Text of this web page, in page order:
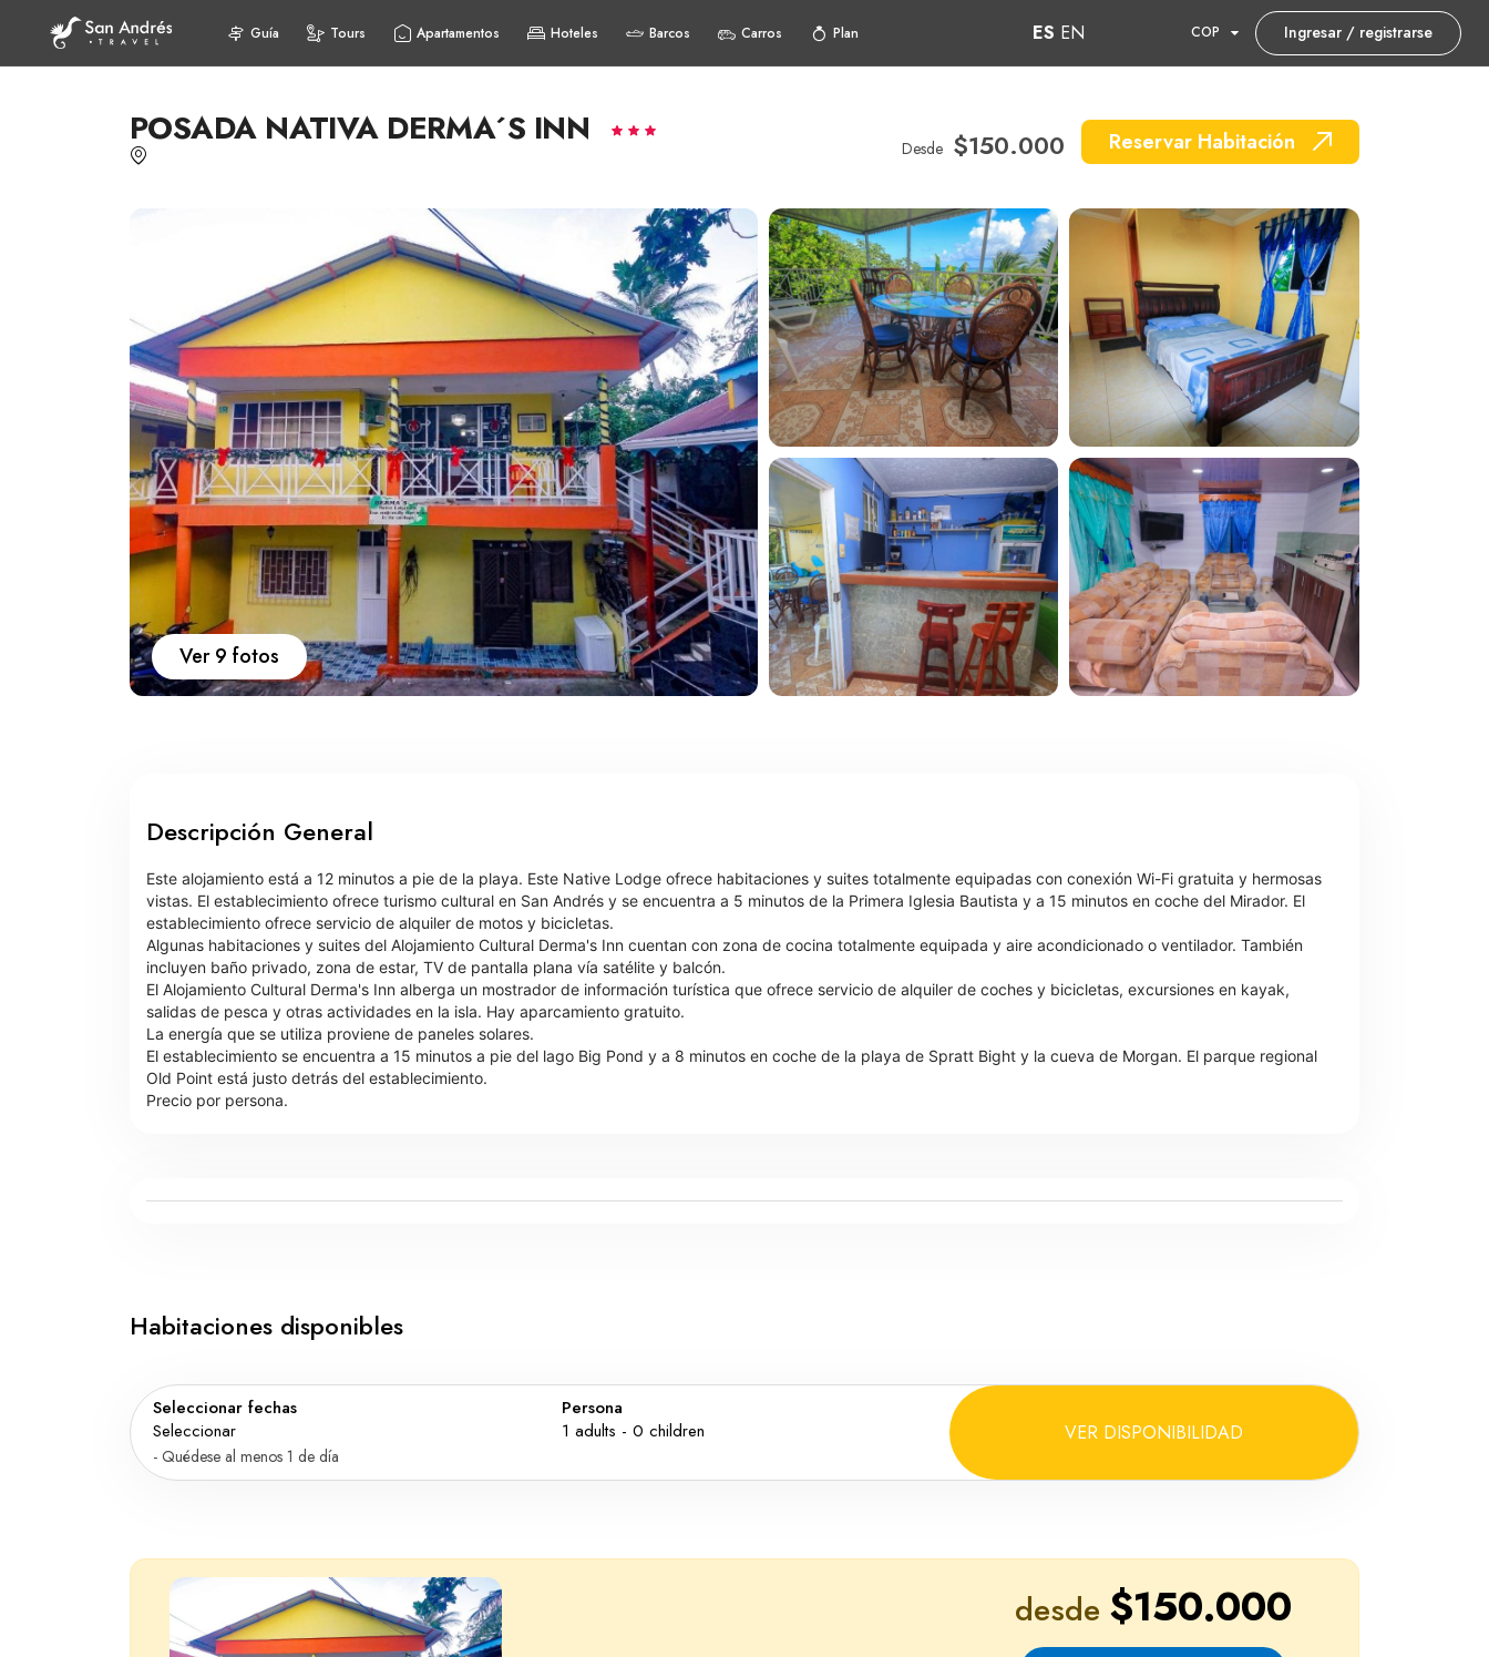
Guía Tours Apartamentos Hoteles Barcos Carros Plan ES EN COP Ingresar / registrarse
POSADA NATIVA DERMA´S INN Desde $150.000 Reservar Habitación
Ver 9 fotos
Descripción General
Este alojamiento está a 12 minutos a pie de la playa. Este Native Lodge ofrece habitaciones y suites totalmente equipadas con conexión Wi-Fi gratuita y hermosas
vistas. El establecimiento ofrece turismo cultural en San Andrés y se encuentra a 5 minutos de la Primera Iglesia Bautista y a 15 minutos en coche del Mirador. El
establecimiento ofrece servicio de alquiler de motos y bicicletas.
Algunas habitaciones y suites del Alojamiento Cultural Derma's Inn cuentan con zona de cocina totalmente equipada y aire acondicionado o ventilador. También
incluyen baño privado, zona de estar, TV de pantalla plana vía satélite y balcón.
El Alojamiento Cultural Derma's Inn alberga un mostrador de información turística que ofrece servicio de alquiler de coches y bicicletas, excursiones en kayak,
salidas de pesca y otras actividades en la isla. Hay aparcamiento gratuito.
La energía que se utiliza proviene de paneles solares.
El establecimiento se encuentra a 15 minutos a pie del lago Big Pond y a 8 minutos en coche de la playa de Spratt Bight y la cueva de Morgan. El parque regional
Old Point está justo detrás del establecimiento.
Precio por persona.
Habitaciones disponibles
Seleccionar fechas
Seleccionar
- Quédese al menos 1 de día
Persona
1 adults -0 children VER DISPONIBILIDAD
desde $150.000